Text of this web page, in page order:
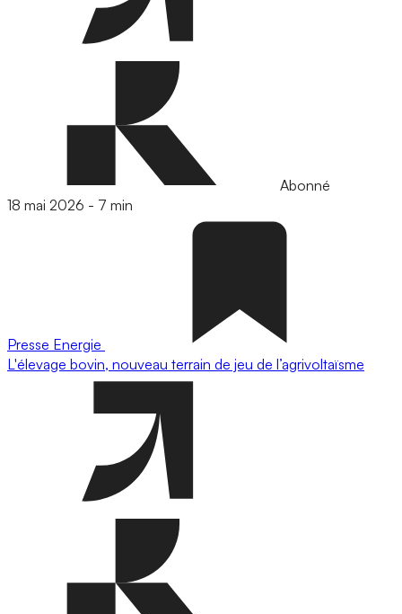
Abonné
18 mai 2026 - 7 min
Presse Energie
L'élevage bovin, nouveau terrain de jeu de l’agrivoltaïsme